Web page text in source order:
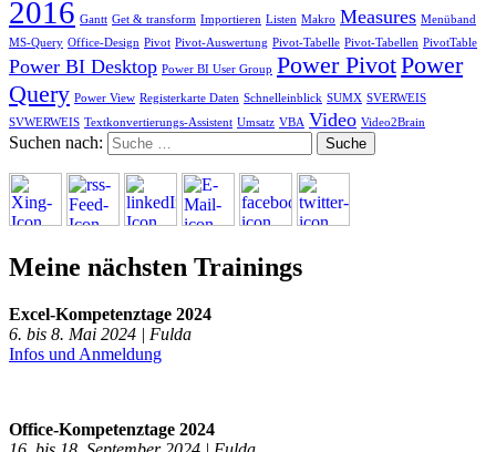
2016 Gantt Get & transform Importieren Listen Makro Measures Menüband
MS-Query Office-Design Pivot Pivot-Auswertung Pivot-Tabelle Pivot-Tabellen PivotTable
Power BI Desktop Power BI User Group Power PivotPower
Query Power View Registerkarte Daten Schnelleinblick SUMX SVERWEIS
SVWERWEIS Textkonvertierungs-Assistent Umsatz VBA Video Video2Brain
Suchen nach:
Meine nächsten Trainings
Excel-Kompetenztage 2024
6. bis 8. Mai 2024 | Fulda
Infos und Anmeldung
Office-Kompetenztage 2024